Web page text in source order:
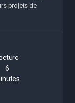
projets de
6